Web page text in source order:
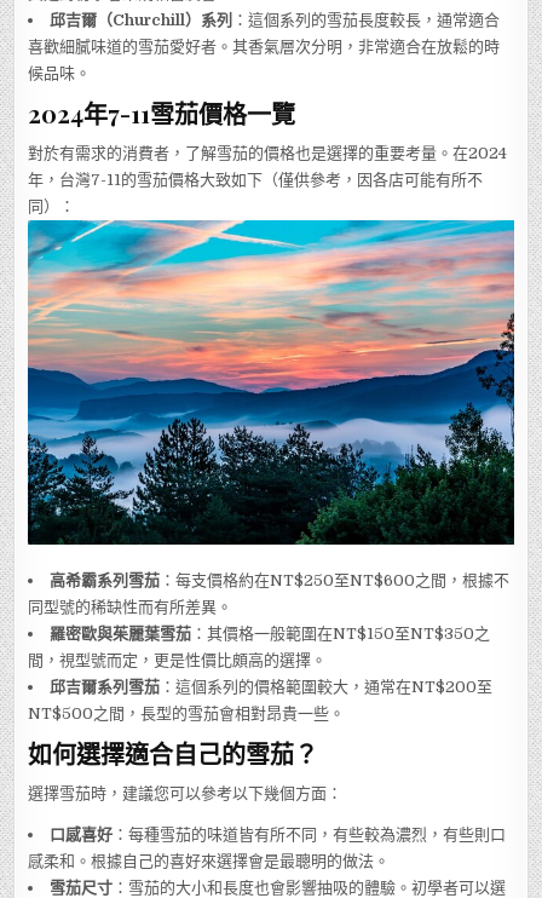
邱吉爾（Churchill）系列 ：這個系列的雪茄長度較長，通常適合
喜歡細膩味道的雪茄愛好者。其香氣層次分明，非常適合在放鬆的時
候品味。
2024年7-11雪茄價格一覽
對於有需求的消費者，了解雪茄的價格也是選擇的重要考量。在2024
年，台灣7-11的雪茄價格大致如下（僅供參考，因各店可能有所不
同）：
高希霸系列雪茄 ：每支價格約在NT$250至NT$600之間，根據不
同型號的稀缺性而有所差異。
羅密歐與茱麗葉雪茄 ：其價格一般範圍在NT$150至NT$350之
間，視型號而定，更是性價比頗高的選擇。
邱吉爾系列雪茄 ：這個系列的價格範圍較大，通常在NT$200至
NT$500之間，長型的雪茄會相對昂貴一些。
如何選擇適合自己的雪茄？
選擇雪茄時，建議您可以參考以下幾個方面：
口感喜好 ：每種雪茄的味道皆有所不同，有些較為濃烈，有些則口
感柔和。根據自己的喜好來選擇會是最聰明的做法。
雪茄尺寸 ：雪茄的大小和長度也會影響抽吸的體驗。初學者可以選